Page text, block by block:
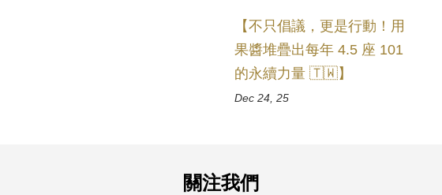
【不只倡議，更是行動！用
果醬堆疊出每年 4.5 座 101
的永續力量 🇹🇼】
Dec 24, 25
關注我們